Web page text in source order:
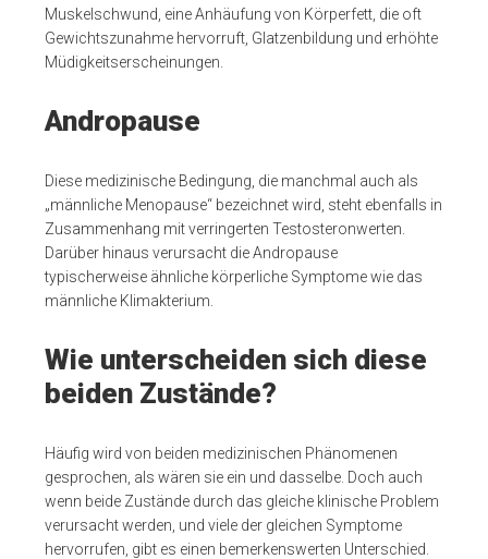
Muskelschwund, eine Anhäufung von Körperfett, die oft
Gewichtszunahme hervorruft, Glatzenbildung und erhöhte
Müdigkeitserscheinungen.
Andropause
Diese medizinische Bedingung, die manchmal auch als
„männliche Menopause“ bezeichnet wird, steht ebenfalls in
Zusammenhang mit verringerten Testosteronwerten.
Darüber hinaus verursacht die Andropause
typischerweise ähnliche körperliche Symptome wie das
männliche Klimakterium.
Wie unterscheiden sich diese
beiden Zustände?
Häufig wird von beiden medizinischen Phänomenen
gesprochen, als wären sie ein und dasselbe. Doch auch
wenn beide Zustände durch das gleiche klinische Problem
verursacht werden, und viele der gleichen Symptome
hervorrufen, gibt es einen bemerkenswerten Unterschied.